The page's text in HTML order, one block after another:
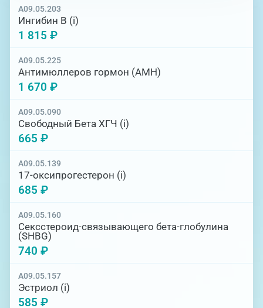
A09.05.203
Ингибин В (i)
1 815 ₽
A09.05.225
Антимюллеров гормон (АМН)
1 670 ₽
A09.05.090
Свободный Бета ХГЧ (i)
665 ₽
A09.05.139
17-оксипрогестерон (i)
685 ₽
A09.05.160
Сексстероид-связывающего бета-глобулина
(SHBG)
740 ₽
A09.05.157
Эстриол (i)
585 ₽